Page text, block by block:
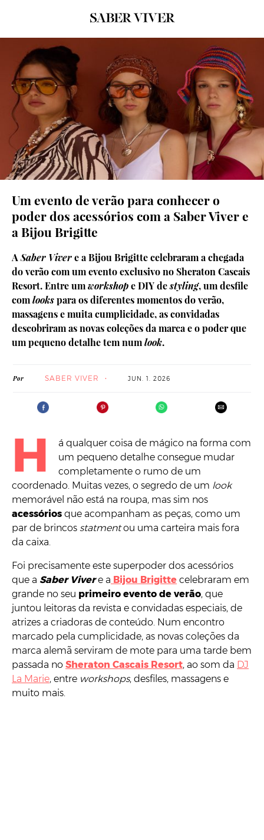
© João Paulo
Um evento de verão para conhecer o
poder dos acessórios com a Saber Viver e
a Bijou Brigitte
A Saber Vivere a Bijou Brigitte celebraram a chegada
do verão com um evento exclusivo no Sheraton Cascais
Resort. Entre umworkshope DIY destyling, um desfile
comlookspara os diferentes momentos do verão,
massagens e muita cumplicidade, as convidadas
descobriram as novas coleções da marca e o poder que
um pequeno detalhe tem numlook.
Por SABER VIVER JUN. 1. 2026
H
á qualquer coisa de mágico na forma com
um pequeno detalhe consegue mudar
completamente o rumo de um
coordenado. Muitas vezes, o segredo de um look
memorável não está na roupa, mas sim nos
acessórios que acompanham as peças, como um
par de brincos statmentou uma carteira mais fora
da caixa.
Foi precisamente este superpoder dos acessórios
que a Saber Vivere a Bijou Brigitte celebraram em
grande no seu primeiro evento de verão, que
juntou leitoras da revista e convidadas especiais, de
atrizes a criadoras de conteúdo. Num encontro
marcado pela cumplicidade, as novas coleções da
marca alemã serviram de mote para uma tarde bem
passada no Sheraton Cascais Resort, ao som da DJ
La Marie, entre workshops, desfiles, massagens e
muito mais.